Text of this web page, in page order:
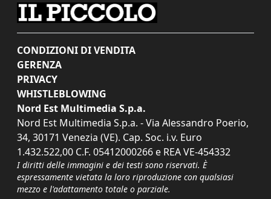
CONDIZIONI DI VENDITA
GERENZA
PRIVACY
WHISTLEBLOWING
Nord Est Multimedia S.p.a.
Nord Est Multimedia S.p.a. - Via Alessandro Poerio,
34, 30171 Venezia (VE). Cap. Soc. i.v. Euro
1.432.522,00 C.F. 05412000266 e REA VE-454332
I diritti delle immagini e dei testi sono riservati. È
espressamente vietata la loro riproduzione con qualsiasi
mezzo e l'adattamento totale o parziale.